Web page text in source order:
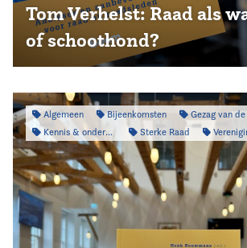
Tom Verhelst: Raad als
of schoothond?
Algemeen Bijeenkomsten
Gezag van de
Kennis & onderzoek
Sterke Raad